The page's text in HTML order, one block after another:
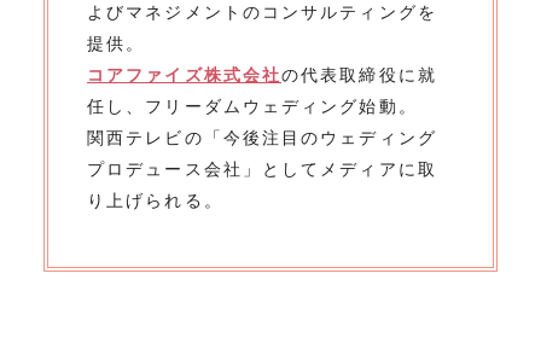
よびマネジメントのコンサルティングを
提供。
コアファイズ株式会社の代表取締役に就
任し、フリーダムウェディング始動。
関西テレビの「今後注目のウェディング
プロデュース会社」としてメディアに取
り上げられる。